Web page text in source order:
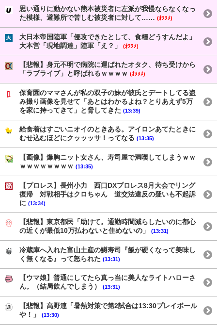
思い通りに動かない熊本被災者に左派が我慢ならなくなっ
た模様、避難所で苦しむ被災者に対して…… (ｵﾇﾇﾒ)
大日本帝国陸軍「侵攻できたとして、食糧どうすんだよ」
大本営「現地調達」陸軍「え？」
(ｵﾇﾇﾒ)
【悲報】身元不明で病院に運ばれたオタク、待ち受けから
「ラブライブ」と呼ばれるｗｗｗｗ (ｵﾇﾇﾒ)
保育園のママさんが私の双子の妹が彼氏とデートしてる盗
み撮り画像を見せて「あとはわかるよね？とりあえず5万
を家に持ってきて」と脅してきた (13:39)
給食着はすごいニオイのときある。アイロンあてたときに
むせ込むほどにクッッッサ！ってなる (13:35)
【画像】爆胸ニット女さん、寿司屋で満喫してしまうｗｗ
ｗｗｗｗｗｗｗｗ (13:35)
【プロレス】長州小力 西口DXプロレス8月大会でリング
復帰 対戦相手はクロちゃん 道交法違反の疑いも不起訴
に (13:34)
【悲報】東京都民「助けて。通勤時間減らしたいのに都心
の近くが最低10万払わないと住めないの」
(13:31)
冷蔵庫へ入れた富山土産の鱒寿司『飯が硬くなって美味し
く無くなる』って怒られた (13:31)
【ウマ娘】普通にしてたら真っ当に美人なライトハローさ
ん。（結局飲んでしまう）
(13:31)
【悲報】高野連「暑熱対策で第2試合は13:30プレイボール
や！」
(13:30)